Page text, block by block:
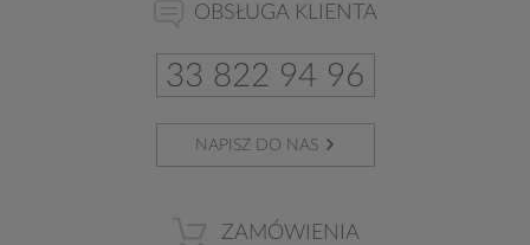
OBSŁUGA KLIENTA
33 822 94 96
NAPISZ DO NAS
ZAMÓWIENIA